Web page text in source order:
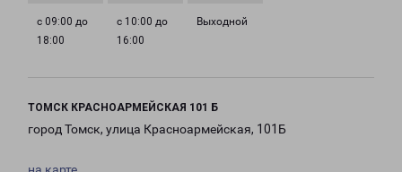
с 09:00 до
18:00
с 10:00 до
16:00
Выходной
ТОМСК КРАСНОАРМЕЙСКАЯ 101 Б
город Томск, улица Красноармейская, 101Б